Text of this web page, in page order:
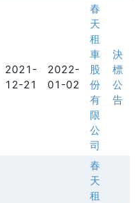
2021-
12-21
2022-
01-02
春
天
租
車
股
份
有
限
公
司
決
標
公
告
春
天
租